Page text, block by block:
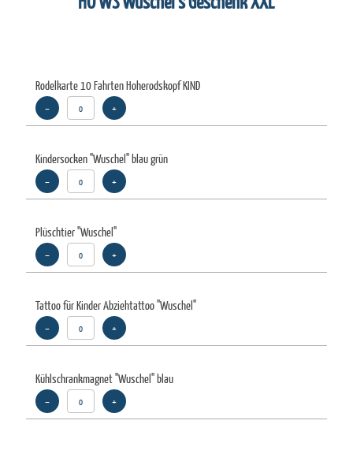
Rodelkarte 10 Fahrten Hoherodskopf KIND
– +
Kindersocken "Wuschel" blau grün
– +
Plüschtier "Wuschel"
– +
Tattoo für Kinder Abziehtattoo "Wuschel"
– +
Kühlschrankmagnet "Wuschel" blau
– +